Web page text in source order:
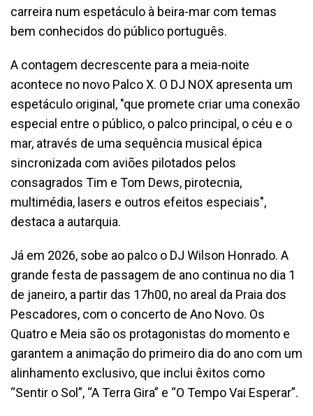
carreira num espetáculo à beira-mar com temas
bem conhecidos do público português.
A contagem decrescente para a meia-noite
acontece no novo Palco X. O DJ NOX apresenta um
espetáculo original, "que promete criar uma conexão
especial entre o público, o palco principal, o céu e o
mar, através de uma sequência musical épica
sincronizada com aviões pilotados pelos
consagrados Tim e Tom Dews, pirotecnia,
multimédia, lasers e outros efeitos especiais",
destaca a autarquia.
Já em 2026, sobe ao palco o DJ Wilson Honrado. A
grande festa de passagem de ano continua no dia 1
de janeiro, a partir das 17h00, no areal da Praia dos
Pescadores, com o concerto de Ano Novo. Os
Quatro e Meia são os protagonistas do momento e
garantem a animação do primeiro dia do ano com um
alinhamento exclusivo, que inclui êxitos como
“Sentir o Sol”, “A Terra Gira” e “O Tempo Vai Esperar”.